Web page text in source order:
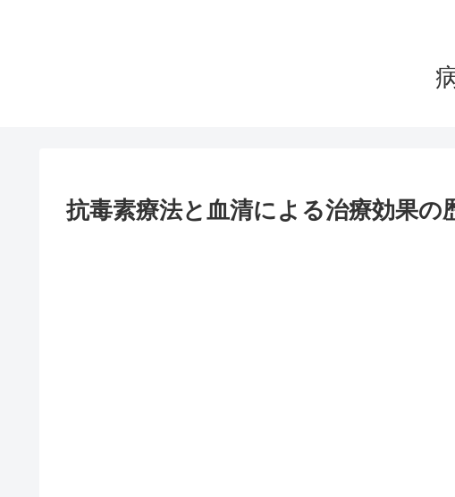
抗毒素療法と血清による治療効果の